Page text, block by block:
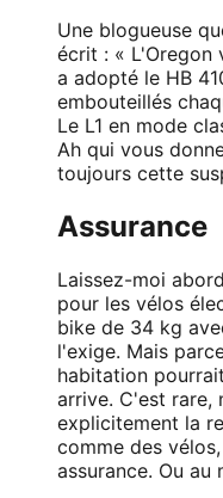
Une blogueuse
écrit : « L'Oregon
a adopté le HB
embouteillés
Le L1 en mode
Ah qui vous
toujours cette
Assurance
Laissez-moi
pour les vélos
bike de 34 kg
l'exige. Mais
habitation
arrive. C'est rare,
explicitement la
comme des
assurance. Ou